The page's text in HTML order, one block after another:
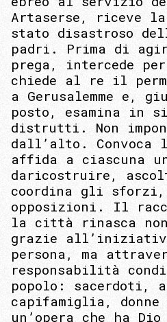
Artaserse, riceve
stato disastroso
padri. Prima di
prega, intercede
chiede al re il
a Gerusalemme e,
posto, esamina in
distrutti. Non
dall’alto. Convoca
affida a ciascuna
daricostruire,
coordina gli
opposizioni. Il
la città rinasca non
grazie
persona, ma
responsabilità
popolo: sacerdoti,
capifamiglia,
un’opera che ha